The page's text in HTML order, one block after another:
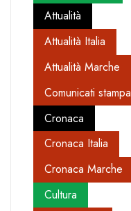
Attualità
Attualità Italia
Attualità Marche
Comunicati stampa
Cronaca
Cronaca Italia
Cronaca Marche
Cultura